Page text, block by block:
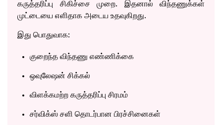
கருத்தரிப்பு சிகிச்சை முறை. இதனால் விந்தணுக்கள்
முட்டையை எளிதாக அடைய உதவுகிறது.
இது பொதுவாக:
குறைந்த விந்தணு எண்ணிக்கை
ஒவுலேஷன் சிக்கல்
விளக்கமற்ற கருத்தரிப்பு சிரமம்
சர்விக்ஸ் சளி தொடர்பான பிரச்சினைகள்